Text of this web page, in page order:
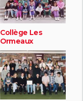
Collège Les
Ormeaux